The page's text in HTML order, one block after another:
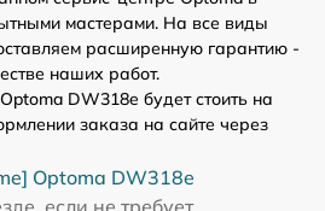
мастерами. На все виды
расширенную гарантию -
наших работ.
DW318e будет стоить на
заказа на сайте через
Optoma DW318e
если не требует